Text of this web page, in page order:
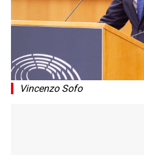
Vincenzo Sofo